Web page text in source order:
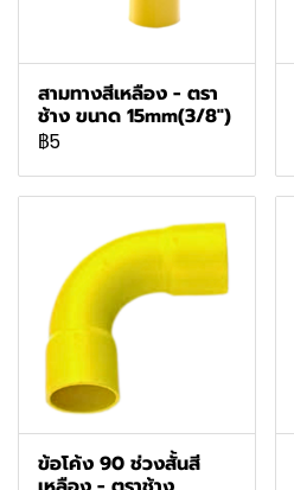
สามทางสีเหลือง - ตรา
ช้าง ขนาด 15mm(3/8")
฿5
ข้อโค้ง 90 ช่วงสั้นสี